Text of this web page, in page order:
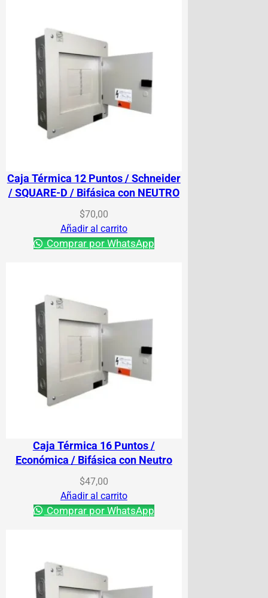
Caja Térmica 12 Puntos / Schneider
/ SQUARE-D / Bifásica con NEUTRO
$70,00
Añadir al carrito
Comprar por WhatsApp
Caja Térmica 16 Puntos /
Económica / Bifásica con Neutro
$47,00
Añadir al carrito
Comprar por WhatsApp